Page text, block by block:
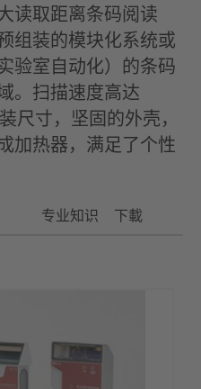
读取距离条码阅读
组装的模块化系统或
验室自动化）的条码
。扫描速度高达
尺寸，坚固的外壳，
加热器，满足了个性
专业知识 下載